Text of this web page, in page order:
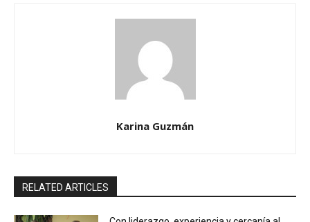
Karina Guzmán
RELATED ARTICLES